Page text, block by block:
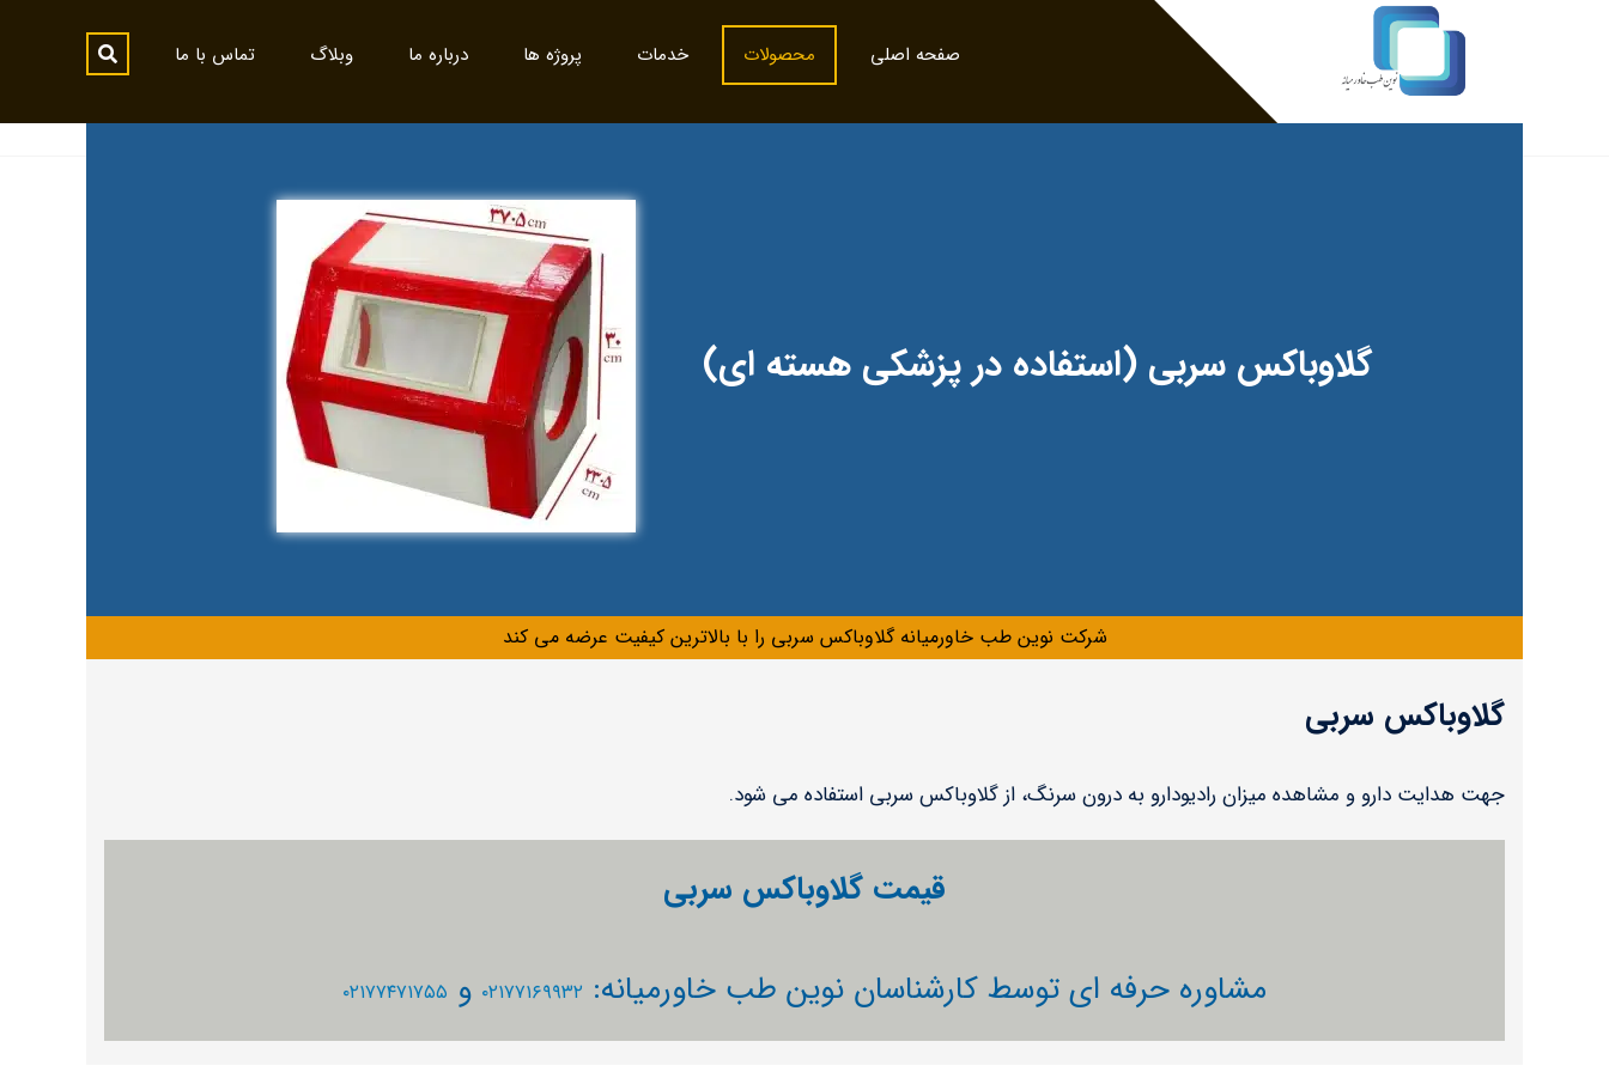
صفحه اصلی محصولات خدمات پروژه ها درباره ما وبلاگ تماس با ما
گلاوباکس سربی (استفاده در پزشکی هسته ای)
شرکت نوین طب خاورمیانه گلاوباکس سربی را با بالاترین کیفیت عرضه می کند
گلاوباکس سربی
جهت هدایت دارو و مشاهده میزان رادیودارو به درون سرنگ، از گلاوباکس سربی استفاده می شود.
قیمت گلاوباکس سربی
مشاوره حرفه ای توسط کارشناسان نوین طب خاورمیانه: ۰۲۱۷۷۱۶۹۹۳۲ و ۰۲۱۷۷۴۷۱۷۵۵